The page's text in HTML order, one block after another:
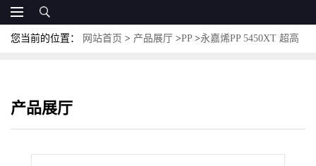
您当前的位置： 网站首页 > 产品展厅 >PP >永嘉烯PP 5450XT 超高
产品展厅